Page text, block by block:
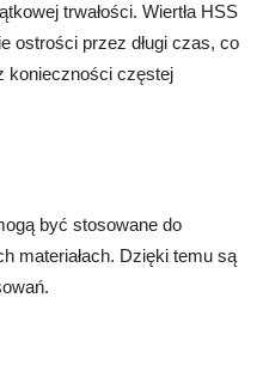
trwałości. Wiertła HSS
ostrości przez długi czas, co
konieczności częstej
być stosowane do
materiałach. Dzięki temu są